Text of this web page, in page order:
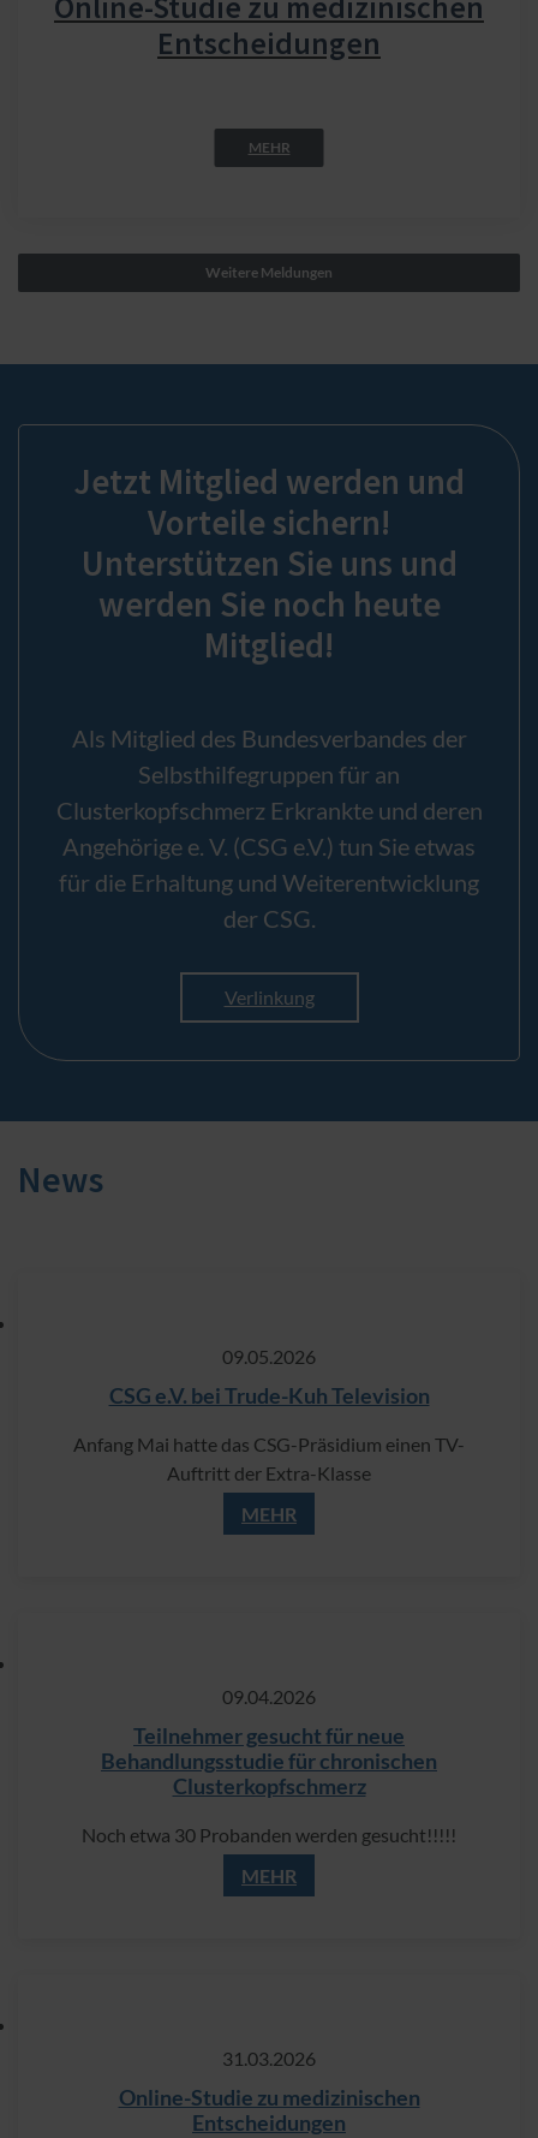
Entscheidungen
MEHR
Weitere Meldungen
Jetzt Mitglied werden und
Vorteile sichern!
Unterstützen Sie uns und
werden Sie noch heute
Mitglied!
Als Mitglied des Bundesverbandes der
Selbsthilfegruppen für an
Clusterkopfschmerz Erkrankte und deren
Angehörige e. V. (CSG e.V.) tun Sie etwas
für die Erhaltung und Weiterentwicklung
der CSG.
Verlinkung
News
09.​05.​2026
CSG e.V. bei Trude-Kuh Television
Anfang Mai hatte das CSG-Präsidium einen TV-
Auftritt der Extra-Klasse
MEHR
09.​04.​2026
Teilnehmer gesucht für neue
Behandlungsstudie für chronischen
Clusterkopfschmerz
Noch etwa 30 Probanden werden gesucht!!!!!
MEHR
31.​03.​2026
Online-Studie zu medizinischen
Entscheidungen